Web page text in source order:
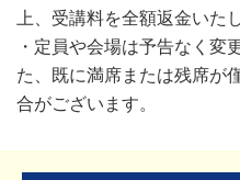
上、受講料を全額返金いた
・定員や会場は予告なく変
た、既に満席または残席が
合がございます。